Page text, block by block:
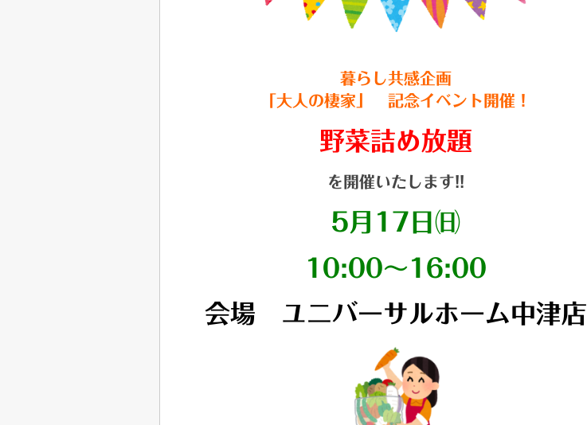
暮らし共感企画
「大人の棲家」 記念イベント開催！
野菜詰め放題
を開催いたします!!
5月17日㈰
10:00～16:00
会場 ユニバーサルホーム中津店